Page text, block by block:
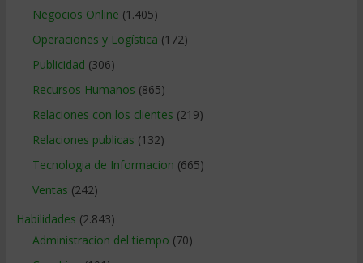
Negocios Online (1.405)
Operaciones y Logística (172)
Publicidad (306)
Recursos Humanos (865)
Relaciones con los clientes (219)
Relaciones publicas (132)
Tecnologia de Informacion (665)
Ventas (242)
Habilidades (2.843)
Administracion del tiempo (70)